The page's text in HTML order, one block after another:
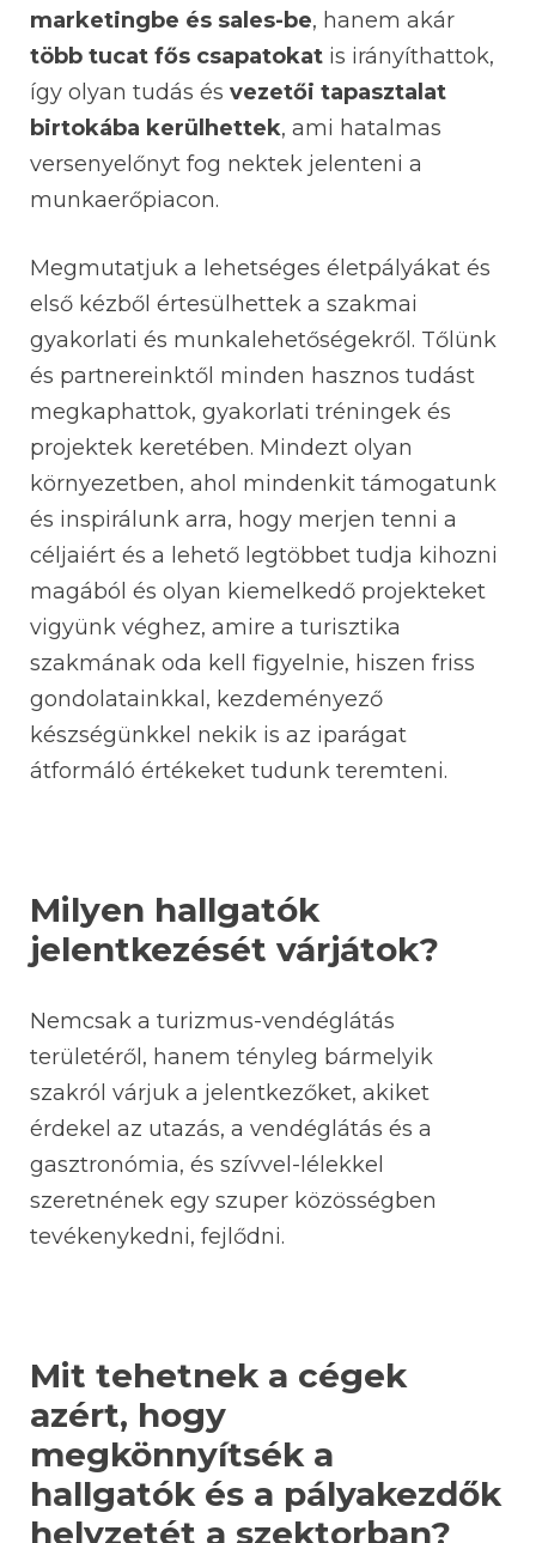
marketingbe és sales-be, hanem akár
több tucat fős csapatokat is irányíthattok,
így olyan tudás és vezetői tapasztalat
birtokába kerülhettek, ami hatalmas
versenyelőnyt fog nektek jelenteni a
munkaerőpiacon.
Megmutatjuk a lehetséges életpályákat és
első kézből értesülhettek a szakmai
gyakorlati és munkalehetőségekről. Tőlünk
és partnereinktől minden hasznos tudást
megkaphattok, gyakorlati tréningek és
projektek keretében. Mindezt olyan
környezetben, ahol mindenkit támogatunk
és inspirálunk arra, hogy merjen tenni a
céljaiért és a lehető legtöbbet tudja kihozni
magából és olyan kiemelkedő projekteket
vigyünk véghez, amire a turisztika
szakmának oda kell figyelnie, hiszen friss
gondolatainkkal, kezdeményező
készségünkkel nekik is az iparágat
átformáló értékeket tudunk teremteni.
Milyen hallgatók
jelentkezését várjátok?
Nemcsak a turizmus-vendéglátás
területéről, hanem tényleg bármelyik
szakról várjuk a jelentkezőket, akiket
érdekel az utazás, a vendéglátás és a
gasztronómia, és szívvel-lélekkel
szeretnének egy szuper közösségben
tevékenykedni, fejlődni.
Mit tehetnek a cégek
azért, hogy
megkönnyítsék a
hallgatók és a pályakezdők
helyzetét a szektorban?